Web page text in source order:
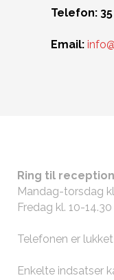
Telefon: 35
Email:
Ring til
Mandag-torsdag
Fredag kl. 10-14.30
Telefonen er
Enkelte indsatser